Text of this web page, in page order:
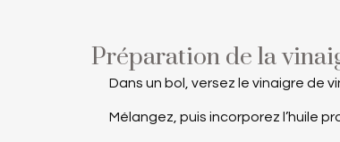
Préparation de la
Dans un bol, versez le vinaigre de
Mélangez, puis incorporez l’huile